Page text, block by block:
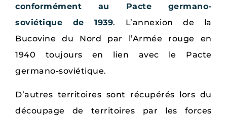
conformément au Pacte germano-
soviétique de 1939. L’annexion de la
Bucovine du Nord par l’Armée rouge en
1940 toujours en lien avec le Pacte
germano-soviétique.
D’autres territoires sont récupérés lors du
découpage de territoires par les forces